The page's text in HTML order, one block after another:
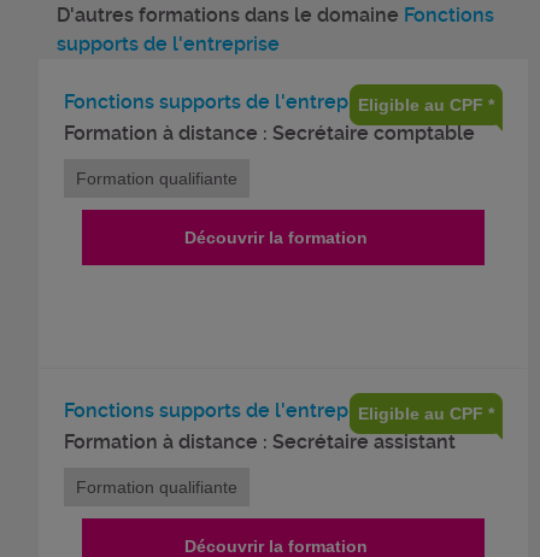
D'autres formations dans le domaine Fonctions
supports de l'entreprise
Fonctions supports de l'entreprise
Formation à distance : Secrétaire comptable
Eligible au CPF *
Formation qualifiante
Découvrir la formation
Fonctions supports de l'entreprise
Formation à distance : Secrétaire assistant
Eligible au CPF *
Formation qualifiante
Découvrir la formation